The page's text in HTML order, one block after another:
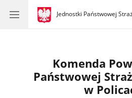
gov.pl
Jednostki Państwowej
gov.pl
Jednostki
Komenda
Państwowej
w